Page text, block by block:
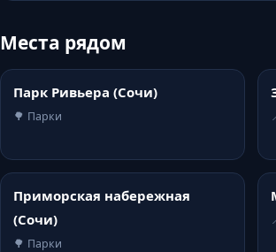
Места рядом
Парк Ривьера (Сочи)
🌳 Парки
Приморская набережная
(Сочи)
🌳 Парки